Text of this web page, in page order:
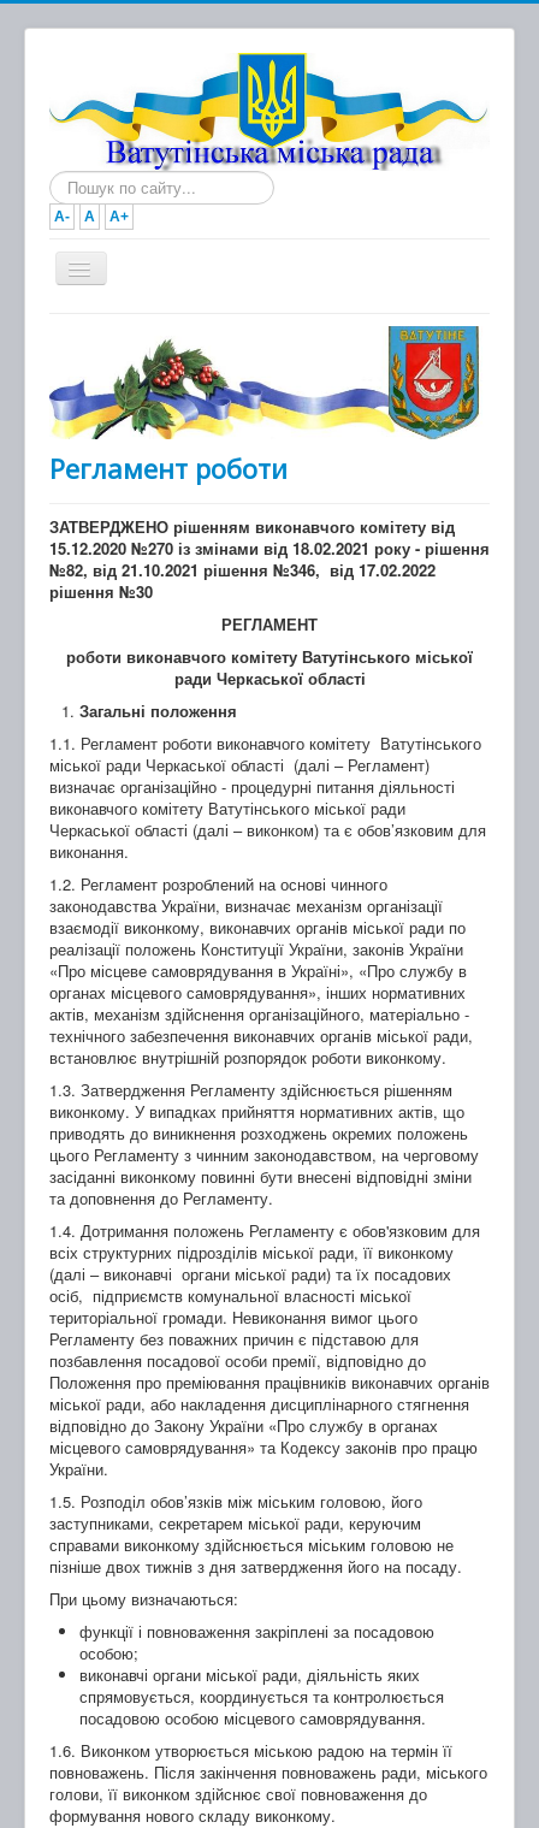
Пошук...
A- A A+
Новини
Документи
Виконавчий комітет
Про місто та громаду
Регламент роботи
ЗАТВЕРДЖЕНО рішенням виконавчого комітету від
15.12.2020 №270 із змінами від 18.02.2021 року - рішення
№82, від 21.10.2021 рішення №346, від 17.02.2022
рішення №30
РЕГЛАМЕНТ
роботи виконавчого комітету Ватутінського міської
ради Черкаської області
Загальні положення
1.1. Регламент роботи виконавчого комітету Ватутінського
міської ради Черкаської області (далі – Регламент)
визначає організаційно - процедурні питання діяльності
виконавчого комітету Ватутінського міської ради
Черкаської області (далі – виконком) та є обов’язковим для
виконання.
1.2. Регламент розроблений на основі чинного
законодавства України, визначає механізм організації
взаємодії виконкому, виконавчих органів міської ради по
реалізації положень Конституції України, законів України
«Про місцеве самоврядування в Україні», «Про службу в
органах місцевого самоврядування», інших нормативних
актів, механізм здійснення організаційного, матеріально -
технічного забезпечення виконавчих органів міської ради,
встановлює внутрішній розпорядок роботи виконкому.
1.3. Затвердження Регламенту здійснюється рішенням
виконкому. У випадках прийняття нормативних актів, що
приводять до виникнення розходжень окремих положень
цього Регламенту з чинним законодавством, на черговому
засіданні виконкому повинні бути внесені відповідні зміни
та доповнення до Регламенту.
1.4. Дотримання положень Регламенту є обов'язковим для
всіх структурних підрозділів міської ради, її виконкому
(далі – виконавчі органи міської ради) та їх посадових
осіб, підприємств комунальної власності міської
територіальної громади. Невиконання вимог цього
Регламенту без поважних причин є підставою для
позбавлення посадової особи премії, відповідно до
Положення про преміювання працівників виконавчих органів
міської ради, або накладення дисциплінарного стягнення
відповідно до Закону України «Про службу в органах
місцевого самоврядування» та Кодексу законів про працю
України.
1.5. Розподіл обов’язків між міським головою, його
заступниками, секретарем міської ради, керуючим
справами виконкому здійснюється міським головою не
пізніше двох тижнів з дня затвердження його на посаду.
При цьому визначаються:
функції і повноваження закріплені за посадовою
особою;
виконавчі органи міської ради, діяльність яких
спрямовується, координується та контролюється
посадовою особою місцевого самоврядування.
1.6. Виконком утворюється міською радою на термін її
повноважень. Після закінчення повноважень ради, міського
голови, її виконком здійснює свої повноваження до
формування нового складу виконкому.